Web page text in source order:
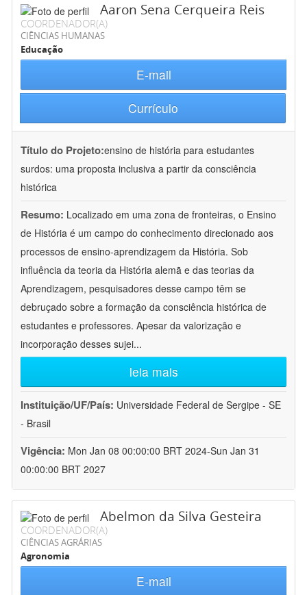
Aaron Sena Cerqueira Reis
COORDENADOR(A)
CIÊNCIAS HUMANAS
Educação
E-mail
Currículo
Título do Projeto:ensino de história para estudantes
surdos: uma proposta inclusiva a partir da consciência
histórica
Resumo: Localizado em uma zona de fronteiras, o Ensino
de História é um campo do conhecimento direcionado aos
processos de ensino-aprendizagem da História. Sob
influência da teoria da História alemã e das teorias da
Aprendizagem, pesquisadores desse campo têm se
debruçado sobre a formação da consciência histórica de
estudantes e professores. Apesar da valorização e
incorporação desses sujei...
leia mais
Instituição/UF/País: Universidade Federal de Sergipe - SE
- Brasil
Vigência: Mon Jan 08 00:00:00 BRT 2024-Sun Jan 31
00:00:00 BRT 2027
Abelmon da Silva Gesteira
COORDENADOR(A)
CIÊNCIAS AGRÁRIAS
Agronomia
E-mail